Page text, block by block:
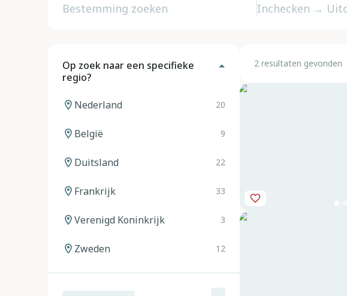
Op zoek naar een specifieke
regio?
Nederland 20
België 9
Duitsland 22
Frankrijk 33
Verenigd Koninkrijk 3
Zweden 12
Noorwegen 12
2 resultaten gevonden